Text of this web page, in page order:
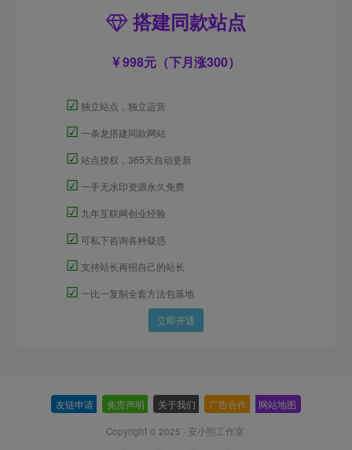
搭建同款站点
998元（下月涨300）
☑ 独立站点，独立运营
☑ 一条龙搭建同款网站
☑ 站点授权，365天自动更新
☑ 一手无水印资源永久免费
☑ 九年互联网创业经验
☑ 可私下咨询各种疑惑
☑ 支持站长再招自己的站长
☑ 一比一复制全套方法包落地
立即开通
友链申请 免责声明 关于我们 广告合作 网站地图
Copyright © 2025 · 安小熙工作室